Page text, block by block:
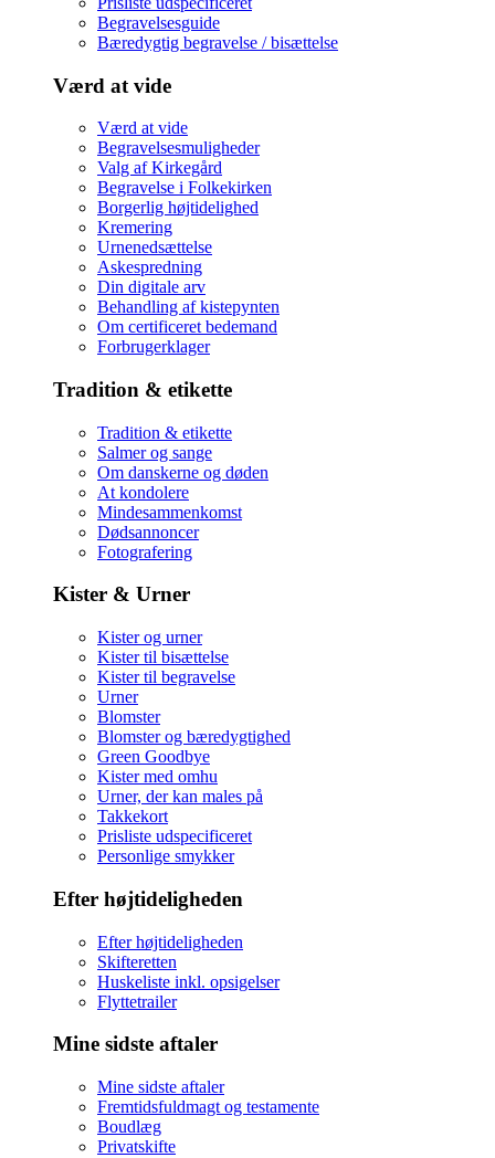
Begravelsesguide
Bæredygtig begravelse / bisættelse
Værd at vide
Værd at vide
Begravelsesmuligheder
Valg af Kirkegård
Begravelse i Folkekirken
Borgerlig højtidelighed
Kremering
Urnenedsættelse
Askespredning
Din digitale arv
Behandling af kistepynten
Om certificeret bedemand
Forbrugerklager
Tradition & etikette
Tradition & etikette
Salmer og sange
Om danskerne og døden
At kondolere
Mindesammenkomst
Dødsannoncer
Fotografering
Kister & Urner
Kister og urner
Kister til bisættelse
Kister til begravelse
Urner
Blomster
Blomster og bæredygtighed
Green Goodbye
Kister med omhu
Urner, der kan males på
Takkekort
Prisliste udspecificeret
Personlige smykker
Efter højtideligheden
Efter højtideligheden
Skifteretten
Huskeliste inkl. opsigelser
Flyttetrailer
Mine sidste aftaler
Mine sidste aftaler
Fremtidsfuldmagt og testamente
Boudlæg
Privatskifte